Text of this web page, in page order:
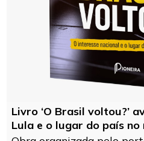
Livro ‘O Brasil voltou?’
Lula e o lugar do país no